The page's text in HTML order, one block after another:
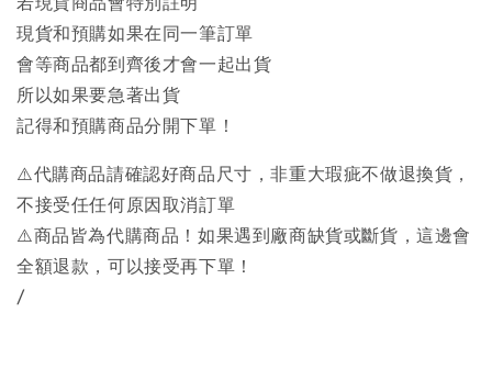
現貨和預購如果在同一筆訂單
會等商品都到齊後才會一起出貨
所以如果要急著出貨
記得和預購商品分開下單！
⚠️代購商品請確認好商品尺寸，非重大瑕疵不做退換貨，
不接受任任何原因取消訂單
⚠️商品皆為代購商品！如果遇到廠商缺貨或斷貨，這邊會
全額退款，可以接受再下單！
/